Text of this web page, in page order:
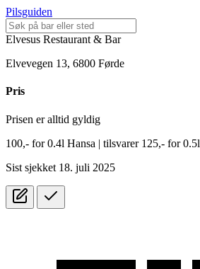
Pilsguiden
Elvesus Restaurant & Bar
Elvevegen 13, 6800 Førde
Pris
Prisen er alltid gyldig
100,- for0.4l Hansa | tilsvarer 125,- for 0.5l
Sist sjekket 18. juli 2025